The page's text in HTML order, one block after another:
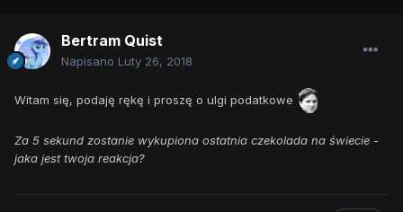
Bertram Quist
Napisano Luty 26, 2018
Witam się, podaję rękę i proszę o ulgi podatkowe
Za 5 sekund zostanie wykupiona ostatnia czekolada na świecie -
jaka jest twoja reakcja?